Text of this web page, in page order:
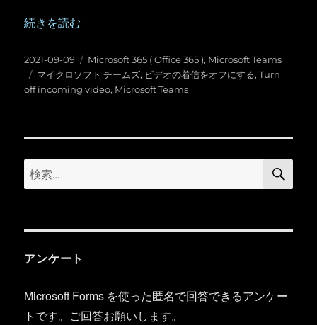
“Microsoft Teams ：会議の「ビデオの着信をオフにする」
続きを読む
投
稿
日:
2021-09-09
カ
テ
ゴ
Microsoft 365 ( Office 365 ), Microsoft Teams
タ
グ
マイクロソフト チームズ, ビデオの着信をオフにする,Turn
off incoming video, Microsoft Teams
検
索:
検
アンケート
Microsoft Forms を使った匿名で回答できるアンケー
トです。ご回答お願いします。